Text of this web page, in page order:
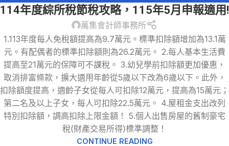
身心障礙扣除額,萬集快訊,薪資所得特別扣除額 輕鬆節稅,輕鬆節稅-綜所稅
114年度綜所稅節稅攻略，115年5月申報適用!
萬集會計師事務所
1.113年度每人免稅額提高為9.7萬元。標準扣除額增加為13.1萬
元。有配偶者的標準扣除額則為26.2萬元。 2.每人基本生活費
提高至21萬元的保障可不課稅。 3.幼兒學前扣除額更加優惠，
取消排富條款，擴大適用年齡從5歲以下改為6歲以下。此外，
扣除額度提高，適齡子女從每人可扣除12萬元，提高為15萬元；
第二名及以上子女，每人可扣除22.5萬元。 4.屋租金支出改列
特別扣除額，調高扣除上限金額！ 5.個人出售房屋的舊制豪宅
稅(財產交易所得)標準調整！
CONTINUE READING